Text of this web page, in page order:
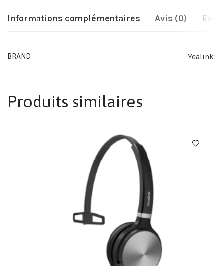
Informations complémentaires Avis (0)
BRAND Yealink
Produits similaires